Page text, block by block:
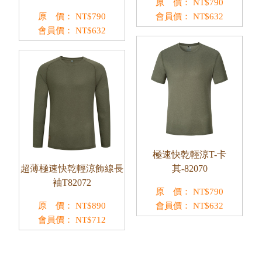
原 價： NT$790
會員價：
NT$632
原 價： NT$790
會員價：
NT$632
極速快乾輕涼T-卡
其-82070
原 價： NT$790
會員價：
NT$632
超薄極速快乾輕涼飾線長
袖T82072
原 價： NT$890
會員價：
NT$712